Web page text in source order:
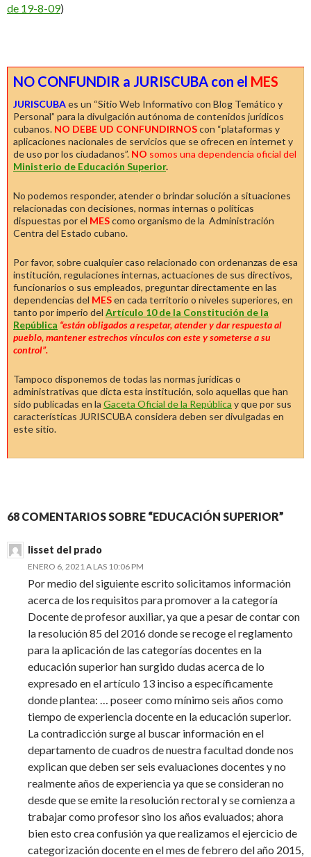
de 19-8-09)
NO CONFUNDIR a JURISCUBA con el MES
JURISCUBAes un “Sitio Web Informativo con Blog Temático y
Personal” para la divulgación autónoma de contenidos jurídicos
cubanos. NO DEBE UD CONFUNDIRNOScon “plataformas y
aplicaciones nacionales de servicios que se ofrecen en internet y
de uso por los ciudadanos”. NO somos una dependencia oficial del
Ministerio de Educación Superior.
No podemos responder, atender o brindar solución a situaciones
relacionadas con decisiones, normas internas o políticas
dispuestas por el MEScomo organismo de la Administración
Centra del Estado cubano.
Por favor, sobre cualquier caso relacionado con ordenanzas de esa
institución, regulaciones internas, actuaciones de sus directivos,
funcionarios o sus empleados, preguntar directamente en las
dependencias del MESen cada territorio o niveles superiores, en
tanto por imperio del Artículo 10 de la Constitución de la
República “están obligados a respetar, atender y dar respuesta al
pueblo, mantener estrechos vínculos con este y someterse a su
control”.
Tampoco disponemos de todas las normas jurídicas o
administrativas que dicta esta institución, solo aquellas que han
sido publicadas en la Gaceta Oficial de la República y que por sus
características JURISCUBA considera deben ser divulgadas en
este sitio.
68 COMENTARIOS SOBRE “EDUCACIÓN SUPERIOR”
lisset del prado
ENERO 6, 2021 A LAS 10:06 PM
Por medio del siguiente escrito solicitamos información
acerca de los requisitos para promover a la categoría
Docente de profesor auxiliar, ya que a pesar de contar con
la resolución 85 del 2016 donde se recoge el reglamento
para la aplicación de las categorías docentes en la
educación superior han surgido dudas acerca de lo
expresado en el artículo 13 inciso a específicamente
donde plantea: … poseer como mínimo seis años como
tiempo de experiencia docente en la educación superior.
La contradicción surge al buscar información en el
departamento de cuadros de nuestra facultad donde nos
explican que deben ser seis evaluaciones docentes y no
realmente años de experiencia ya que se consideran no
desde que se emite la resolución rectoral y se comienza a
trabajar como profesor sino los años evaluados; ahora
bien esto crea confusión ya que realizamos el ejercicio de
categorización docente en el mes de febrero del año 2015,